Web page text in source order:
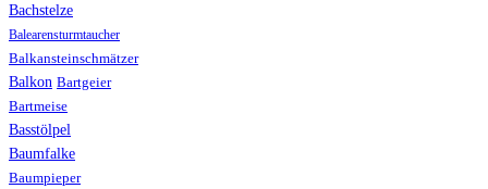
Bachstelze
Balearensturmtaucher
Balkansteinschmätzer
Balkon Bartgeier
Bartmeise
Basstölpel
Baumfalke
Baumpieper